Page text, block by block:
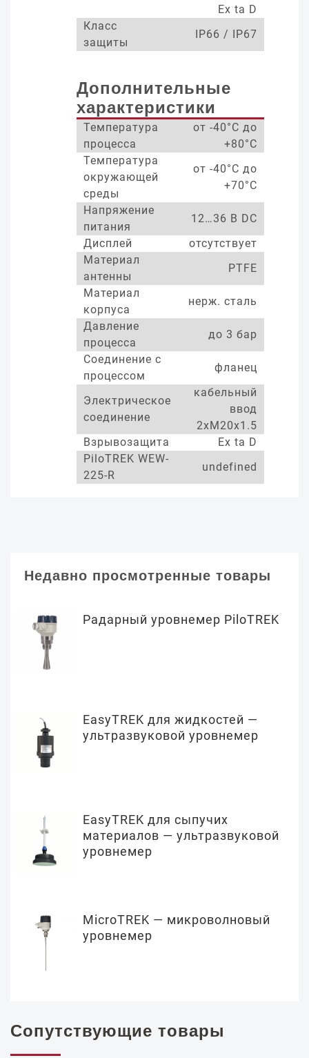
Ex ta D
Класс
защиты
IP66 / IP67
Дополнительные
характеристики
Температура
процесса
от -40°С до
+80°С
Температура
окружающей
среды
от -40°С до
+70°С
Напряжение
питания
12…36 В DC
Дисплей
отсутствует
Материал
антенны
PTFE
Материал
корпуса
нерж. сталь
Давление
процесса
до 3 бар
Соединение с
процессом
фланец
Электрическое
соединение
кабельный
ввод
2xM20x1.5
Взрывозащита
Ex ta D
PiloTREK WEW-
225-R
undefined
Недавно просмотренные товары
Радарный уровнемер PiloTREK
EasyTREK для жидкостей —
ультразвуковой уровнемер
EasyTREK для сыпучих
материалов — ультразвуковой
уровнемер
MicroTREK — микроволновый
уровнемер
Сопутствующие товары